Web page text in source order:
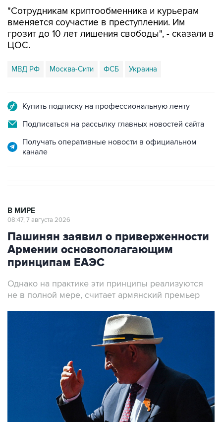
"Сотрудникам криптообменника и курьерам
вменяется соучастие в преступлении. Им
грозит до 10 лет лишения свободы", - сказали в
ЦОС.
МВД РФ Москва-Сити ФСБ Украина
Купить подписку на профессиональную ленту
Подписаться на рассылку главных новостей сайта
Получать оперативные новости в официальном
канале
В МИРЕ
08:47, 7 августа 2026
Пашинян заявил о приверженности
Армении основополагающим
принципам ЕАЭС
Однако на практике эти принципы реализуются
не в полной мере, считает армянский премьер